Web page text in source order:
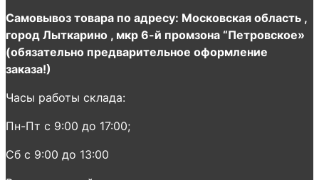
Самовывоз товара по адресу: Московская область ,
город Лыткарино , мкр 6-й промзона “Петровское»
(обязательно предварительное оформление
заказа!)
Часы работы склада:
Пн-Пт с 9:00 до 17:00;
Сб с 9:00 до 13:00